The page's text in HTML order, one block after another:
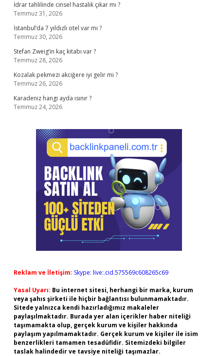
İdrar tahlilinde cinsel hastalık çıkar mı ?
Temmuz 31, 2026
İstanbul’da 7 yıldızlı otel var mı ?
Temmuz 30, 2026
Stefan Zweig’in kaç kitabı var ?
Temmuz 28, 2026
Kozalak pekmezi akciğere iyi gelir mi ?
Temmuz 26, 2026
Karadeniz hangi ayda ısınır ?
Temmuz 24, 2026
Reklam ve İletişim: Skype: live:.cid.575569c608265c69
Yasal Uyarı: Bu internet sitesi, herhangi bir marka, kurum
veya şahıs şirketi ile hiçbir bağlantısı bulunmamaktadır.
Sitede yalnızca kendi hazırladığımız makaleler
paylaşılmaktadır. Burada yer alan içerikler haber niteliği
taşımamakta olup, gerçek kurum ve kişiler hakkında
paylaşım yapılmamaktadır. Gerçek kurum ve kişiler ile isim
benzerlikleri tamamen tesadüfidir. Sitemizdeki bilgiler
taslak halindedir ve tavsiye niteliği taşımazlar.